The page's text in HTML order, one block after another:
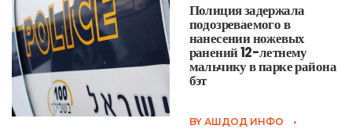
Полиция задержала
подозреваемого в
нанесении ножевых
ранений 12-летнему
мальчику в парке района
бэт
BY АШДОД ИНФО
•